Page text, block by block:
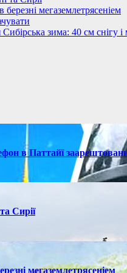
мегаземлетрясеніем
зима: 40 см снігу
в Паттайї
Сирії
мегаземлетрясеніем